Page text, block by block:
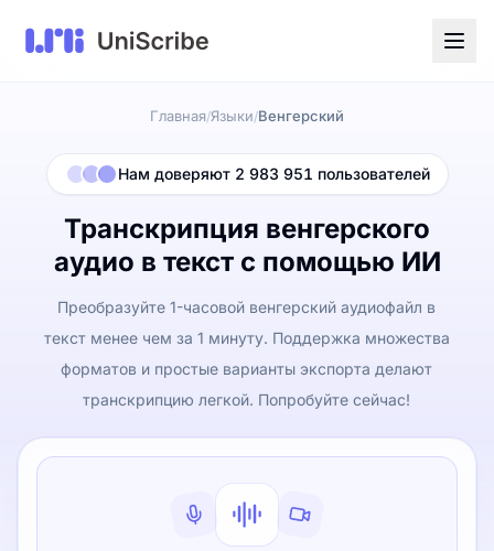
Главная/Языки/Венгерский
Нам доверяют 2 983 951 пользователей
Транскрипция венгерского
аудио в текст с помощью ИИ
Преобразуйте 1-часовой венгерский аудиофайл в
текст менее чем за 1 минуту. Поддержка множества
форматов и простые варианты экспорта делают
транскрипцию легкой. Попробуйте сейчас!